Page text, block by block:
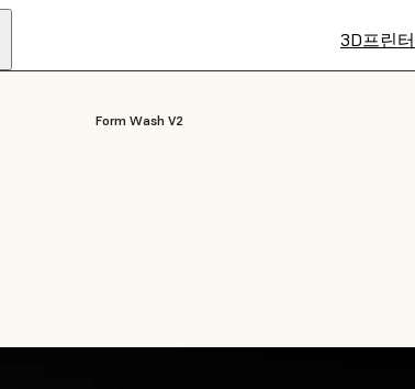
3D프린터
Form Wash V2